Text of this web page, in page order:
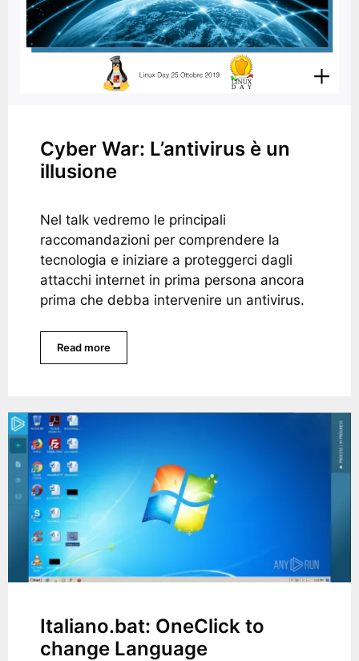
Cyber War: L’antivirus è un
illusione
Nel talk vedremo le principali
raccomandazioni per comprendere la
tecnologia e iniziare a proteggerci dagli
attacchi internet in prima persona ancora
prima che debba intervenire un antivirus.
Read more
Italiano.bat: OneClick to
change Language